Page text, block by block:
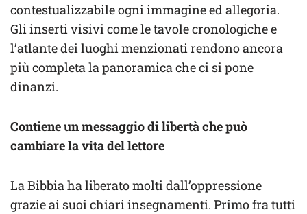
contestualizzabile ogni immagine ed allegoria.
Gli inserti visivi come le tavole cronologiche e
l’atlante dei luoghi menzionati rendono ancora
più completa la panoramica che ci si pone
dinanzi.
Contiene un messaggio di libertà che può
cambiare la vita del lettore
La Bibbia ha liberato molti dall’oppressione
grazie ai suoi chiari insegnamenti. Primo fra tutti